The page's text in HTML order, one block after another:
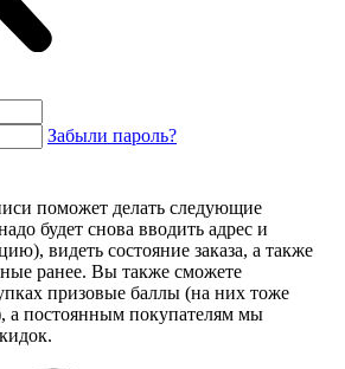
Забыли пароль?
поможет делать следующие
будет снова вводить адрес и
видеть состояние заказа, а также
ранее. Вы также сможете
призовые баллы (на них тоже
а постоянным покупателям мы